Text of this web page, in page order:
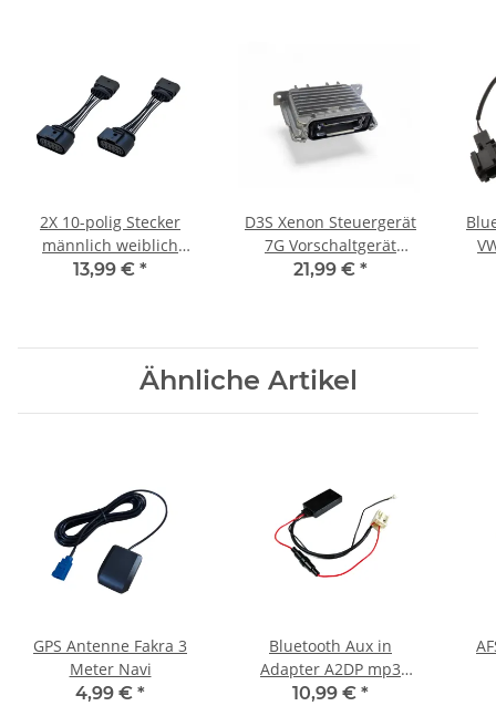
2X 10-polig Stecker
männlich weiblich
1J0973735 1J0973835
13,99 € *
D3S Xenon Steuergerät
7G Vorschaltgerät
89089352 Ersatz für
21,99 € *
Ähnliche Artikel
GPS Antenne Fakra 3
Meter Navi
4,99 € *
Bluetooth Aux in
Adapter A2DP mp3
musik stream passend
10,99 € *